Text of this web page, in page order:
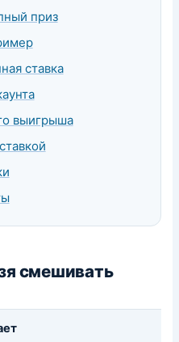
приз
ставка
выигрыша
смешивать